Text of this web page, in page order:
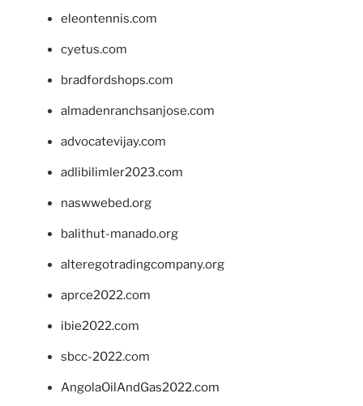
eleontennis.com
cyetus.com
bradfordshops.com
almadenranchsanjose.com
advocatevijay.com
adlibilimler2023.com
naswwebed.org
balithut-manado.org
alteregotradingcompany.org
aprce2022.com
ibie2022.com
sbcc-2022.com
AngolaOilAndGas2022.com